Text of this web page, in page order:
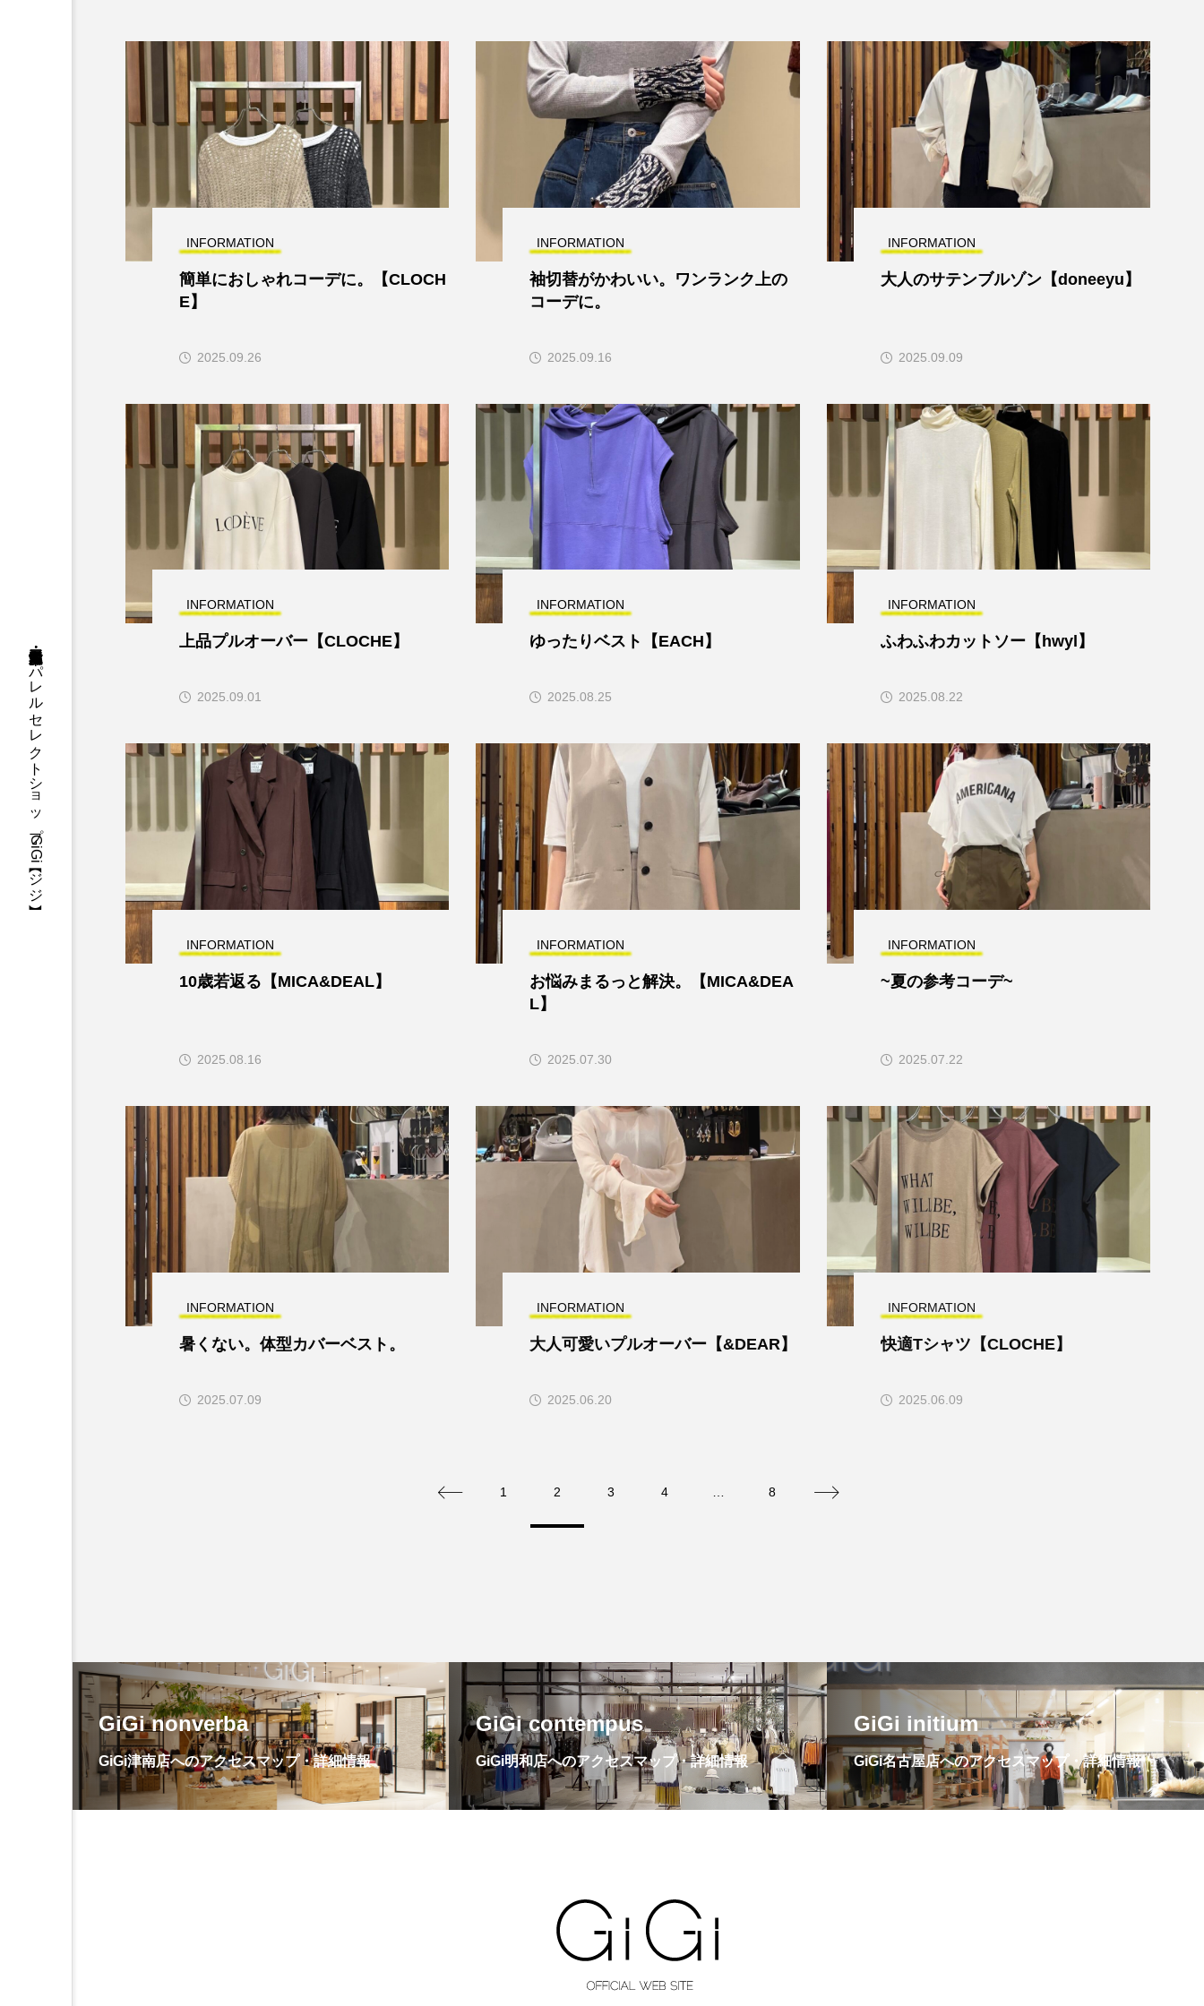
三重県・津市・多気郡・愛知県名古屋市アパレルセレクトショップGiGi【ジジ】
INFORMATION
簡単におしゃれコーデに。【CLOCH
E】
2025.09.26
INFORMATION
袖切替がかわいい。ワンランク上の
コーデに。
2025.09.16
INFORMATION
大人のサテンブルゾン【doneeyu】
2025.09.09
INFORMATION
上品プルオーバー【CLOCHE】
2025.09.01
INFORMATION
ゆったりベスト【EACH】
2025.08.25
INFORMATION
ふわふわカットソー【hwyl】
2025.08.22
INFORMATION
10歳若返る【MICA&DEAL】
2025.08.16
INFORMATION
お悩みまるっと解決。【MICA&DEA
L】
2025.07.30
INFORMATION
~夏の参考コーデ~
2025.07.22
INFORMATION
暑くない。体型カバーベスト。
2025.07.09
INFORMATION
大人可愛いプルオーバー【&DEAR】
2025.06.20
INFORMATION
快適Tシャツ【CLOCHE】
2025.06.09
1 2 3 4 8
GiGi nonverba
GiGi津南店へのアクセスマップ・詳細情報
GiGi contempus
GiGi明和店へのアクセスマップ・詳細情報
GiGi initium
GiGi名古屋店へのアクセスマップ・詳細情報